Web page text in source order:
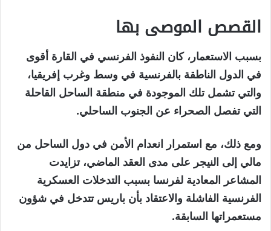
القصص الموصى بها
قائمة
من
4
عناصر
نهاية
القائمة
بسبب الاستعمار، كان النفوذ الفرنسي في القارة أقوى
في الدول الناطقة بالفرنسية في وسط وغرب إفريقيا،
والتي تشمل تلك الموجودة في منطقة الساحل القاحلة
التي تفصل الصحراء عن الجنوب الساحلي.
ومع ذلك، مع استمرار انعدام الأمن في دول الساحل من
مالي إلى النيجر على مدى العقد الماضي، تزايدت
المشاعر المعادية لفرنسا بسبب التدخلات العسكرية
الفرنسية الفاشلة والاعتقاد بأن باريس تتدخل في شؤون
مستعمراتها السابقة.